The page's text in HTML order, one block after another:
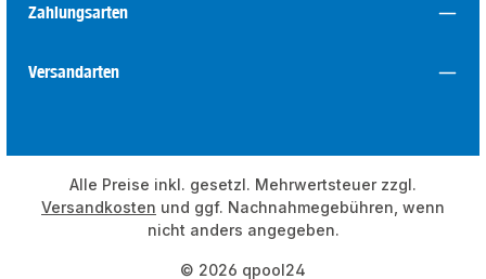
Zahlungsarten
Versandarten
© 2026 qpool24
Alle Preise inkl. gesetzl. Mehrwertsteuer zzgl.
Versandkosten und ggf. Nachnahmegebühren, wenn
nicht anders angegeben.